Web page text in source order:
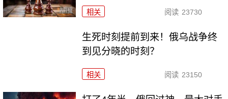
相关 阅读 23730
生死时刻提前到来！俄乌战争终
到见分晓的时刻？
相关 阅读 23150